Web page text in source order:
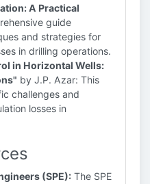
A Practical
guide
and strategies for
in drilling operations.
in Horizontal Wells:
by J.P. Azar: This
challenges and
losses in
(SPE): The SPE